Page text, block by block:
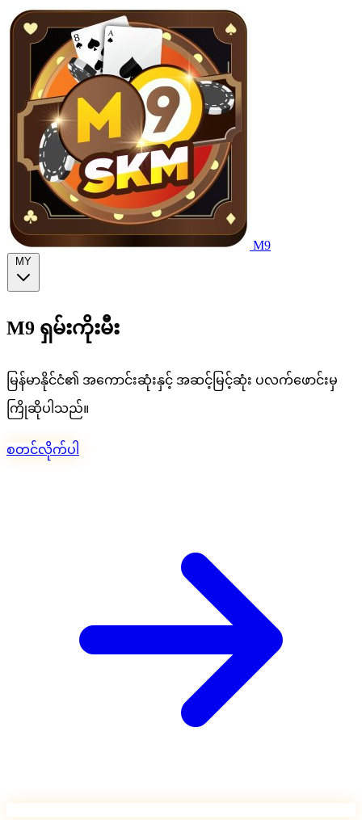
M9
MY
M9 ရှမ်းကိုးမီး
မြန်မာနိုင်ငံ၏ အကောင်းဆုံးနှင့် အဆင့်မြင့်ဆုံး ပလက်ဖောင်းမှ
ကြိုဆိုပါသည်။
စတင်လိုက်ပါ